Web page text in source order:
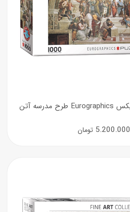
5.200.000 تومان